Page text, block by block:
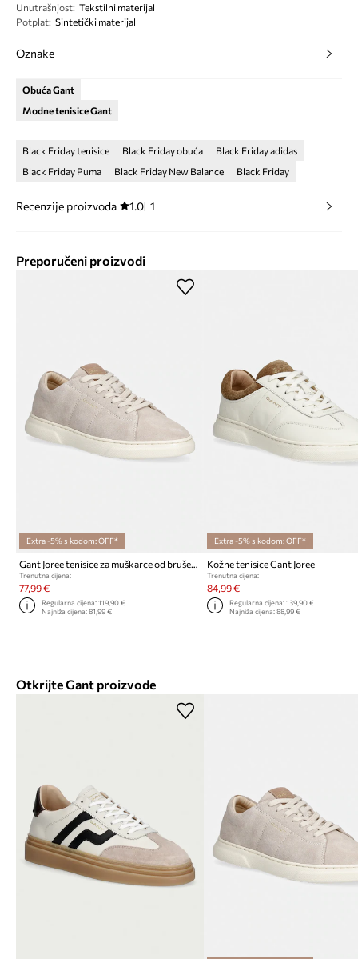
Unutrašnjost: Tekstilni materijal
Potplat: Sintetički materijal
Oznake
Obuća Gant
Modne tenisice Gant
Black Friday tenisice Black Friday obuća
Black Friday adidas
Black Friday Puma
Black Friday New Balance Black Friday
Recenzije proizvoda 1.0 1
Preporučeni proizvodi
Extra -5% s kodom: OFF*
Gant Joree tenisice za muškarce od brušene kože
Trenutna cijena:
77,99 €
Regularna cijena:119,90 €
Najniža cijena:81,99 €
Extra -5% s kodom: OFF*
Kožne tenisice Gant Joree
Trenutna cijena:
84,99 €
Regularna cijena: 139,90 €
Najniža cijena: 88,99 €
Otkrijte Gant proizvode